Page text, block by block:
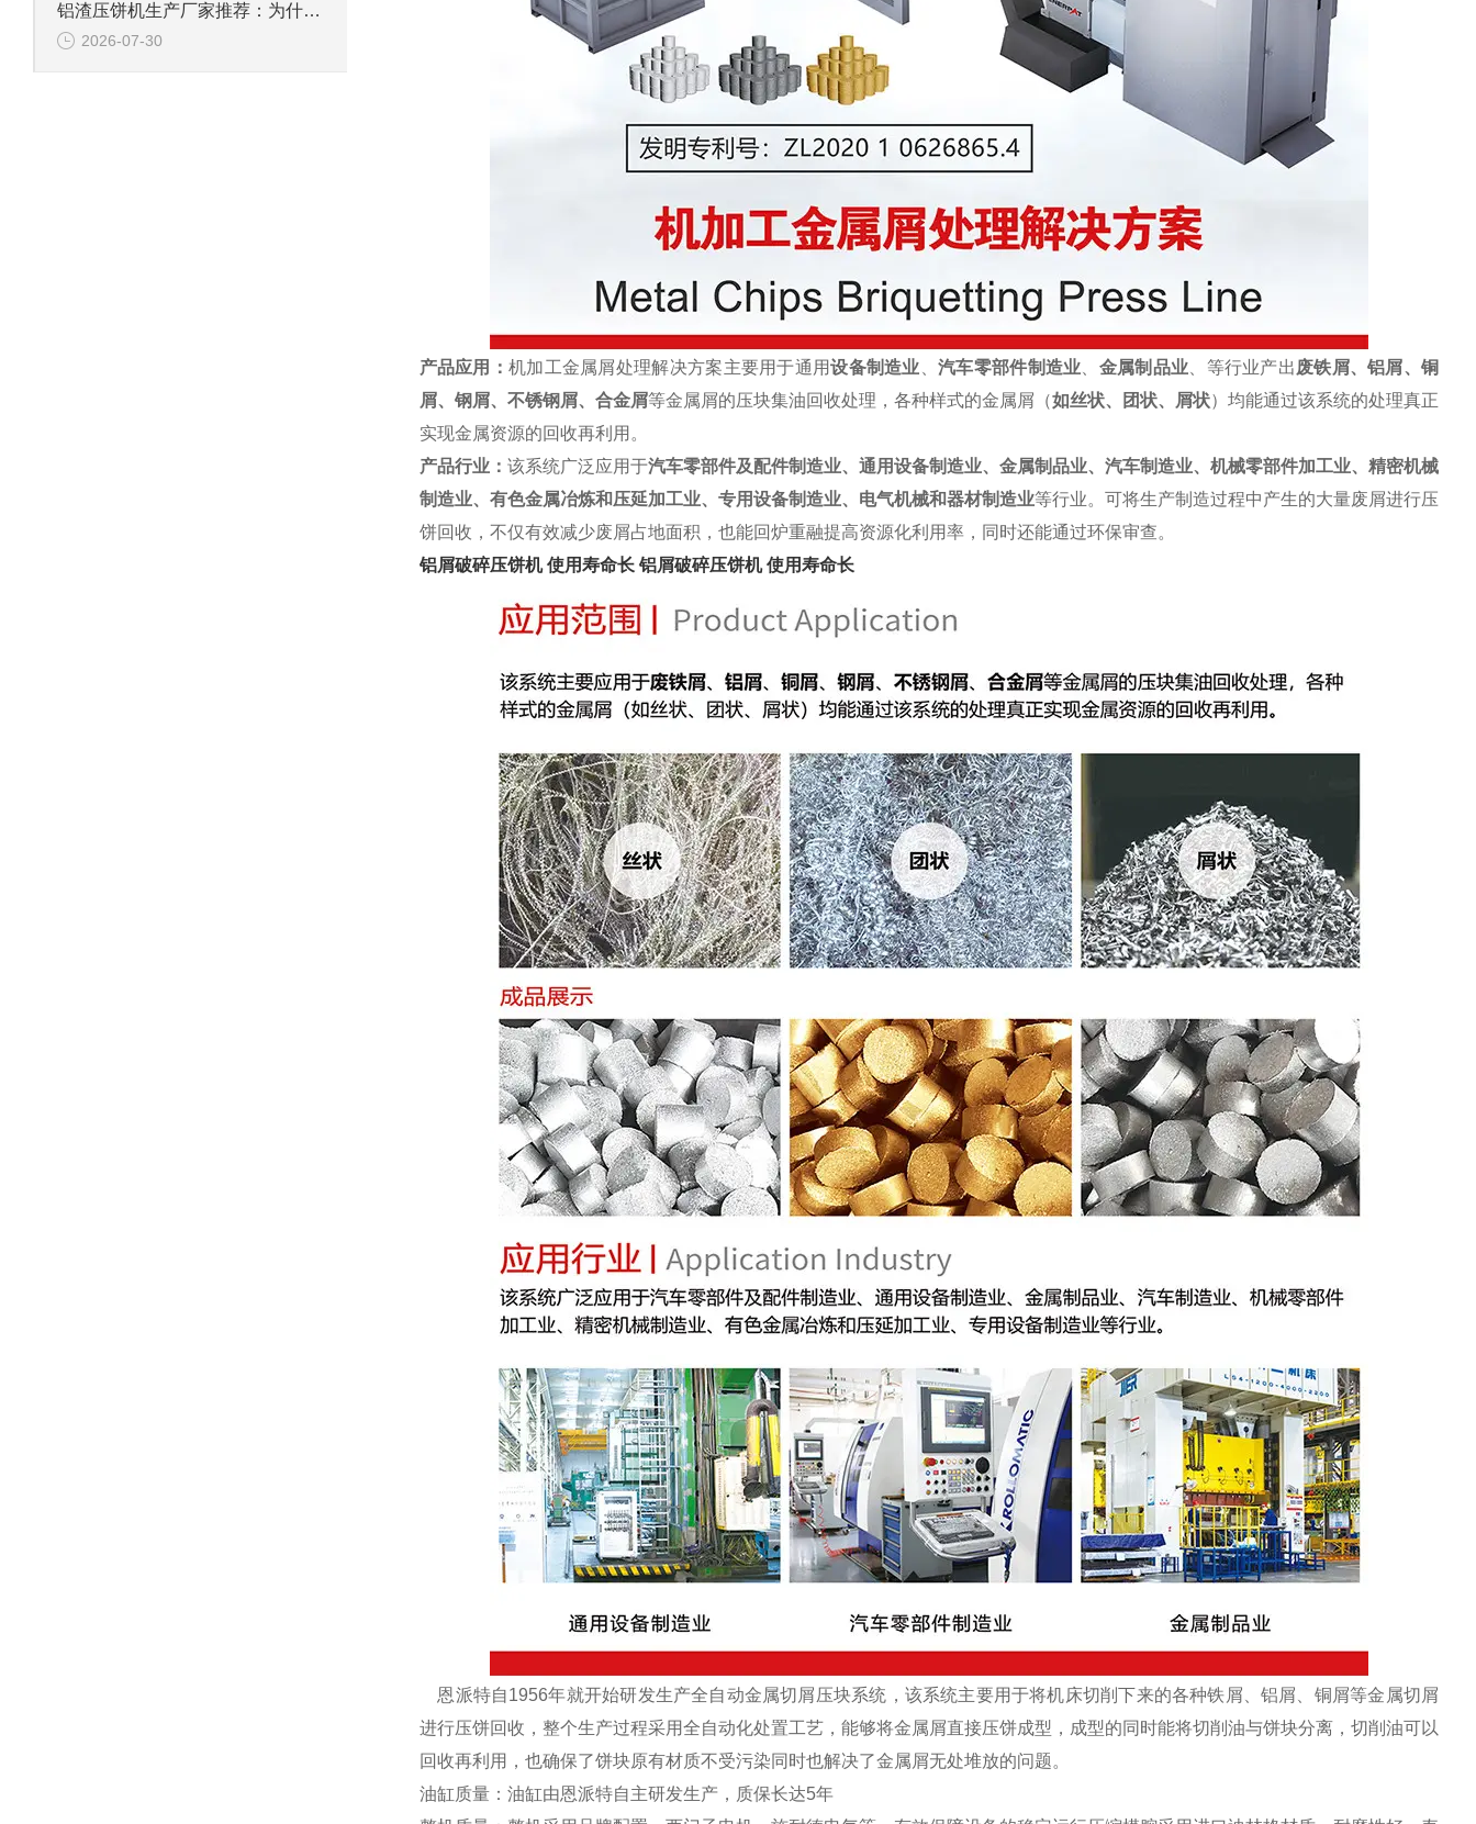
铝渣压饼机生产厂家推荐：为什么恩派特是值得信赖的选择？
2026-07-30
产品应用： 机加工金属屑处理解决方案主要用于通用设备制造业 、汽车零部件制造业 金属制品业 、等行业产出 废铁屑、铝屑、铜
屑、 钢屑、不锈钢屑、合金屑等金属屑的压块集油回收处理，各种样式的金属屑（如丝状、团状、屑状）均能通过该系统的处理真正
实现金属资源的回收再利用。
产品行业： 该系统广泛应用于汽车零部件及配件制造业、通用设备制造业、金属制品业、汽车制造业、机械零部件加工业、精密机械
制造业、有色金属冶炼和压延加工业、专用设备制造业、电气机械和器材制造业等行业。可将生产制造过程中产生的大量废屑进行压
饼回收，不仅有效减少废屑占地面积，也能回炉重融提高资源化利用率，同时还能通过环保审查。
铝屑破碎压饼机 使用寿命长 铝屑破碎压饼机 使用寿命长
恩派特自1956年就开始研发生产全自动金属切屑压块系统，该系统主要用于将机床切削下来的各种铁屑、铝屑、铜屑等金属切屑
进行压饼回收，整个生产过程采用全自动化处置工艺，能够将金属屑直接压饼成型，成型的同时能将切削油与饼块分离，切削油可以
回收再利用，也确保了饼块原有材质不受污染同时也解决了金属屑无处堆放的问题。
油缸质量：油缸由恩派特自主研发生产，质保长达5年